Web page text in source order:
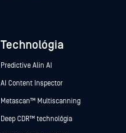
Technológia
Predictive Alin AI
AI Content Inspector
Metascan™ Multiscanning
Deep CDR™ technológia